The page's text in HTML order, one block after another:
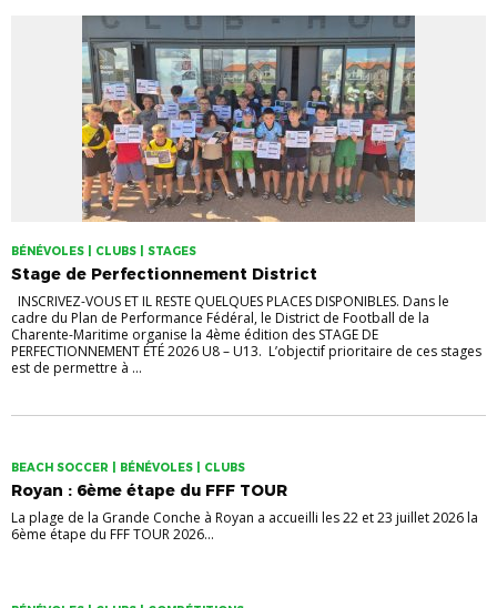
BÉNÉVOLES | CLUBS | STAGES
Stage de Perfectionnement District
INSCRIVEZ-VOUS ET IL RESTE QUELQUES PLACES DISPONIBLES. Dans le
cadre du Plan de Performance Fédéral, le District de Football de la
Charente-Maritime organise la 4ème édition des STAGE DE
PERFECTIONNEMENT ÉTÉ 2026 U8 – U13. L’objectif prioritaire de ces stages
est de permettre à ...
BEACH SOCCER | BÉNÉVOLES | CLUBS
Royan : 6ème étape du FFF TOUR
La plage de la Grande Conche à Royan a accueilli les 22 et 23 juillet 2026 la
6ème étape du FFF TOUR 2026...